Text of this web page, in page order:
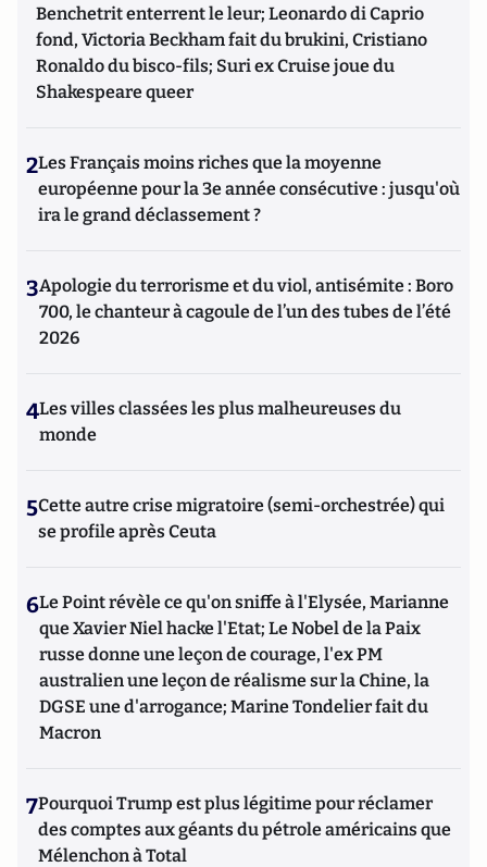
Benchetrit enterrent le leur; Leonardo di Caprio
fond, Victoria Beckham fait du brukini, Cristiano
Ronaldo du bisco-fils; Suri ex Cruise joue du
Shakespeare queer
2Les Français moins riches que la moyenne
européenne pour la 3e année consécutive : jusqu'où
ira le grand déclassement ?
3Apologie du terrorisme et du viol, antisémite : Boro
700, le chanteur à cagoule de l’un des tubes de l’été
2026
4Les villes classées les plus malheureuses du
monde
5Cette autre crise migratoire (semi-orchestrée) qui
se profile après Ceuta
6Le Point révèle ce qu'on sniffe à l'Elysée, Marianne
que Xavier Niel hacke l'Etat; Le Nobel de la Paix
russe donne une leçon de courage, l'ex PM
australien une leçon de réalisme sur la Chine, la
DGSE une d'arrogance; Marine Tondelier fait du
Macron
7Pourquoi Trump est plus légitime pour réclamer
des comptes aux géants du pétrole américains que
Mélenchon à Total